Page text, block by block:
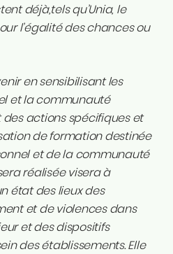
déjà,tels qu’Unia, le
l’égalité des chances ou
en sensibilisant les
et la communauté
actions spécifiques et
de formation destinée
et de la communauté
réalisée visera à
état des lieux des
et de violences dans
et des dispositifs
des établissements. Elle